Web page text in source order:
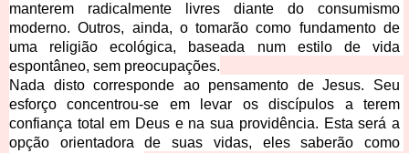
manterem radicalmente livres diante do consumismo
moderno. Outros, ainda, o tomarão como fundamento de
uma religião ecológica, baseada num estilo de vida
espontâneo, sem preocupações.
Nada disto corresponde ao pensamento de Jesus. Seu
esforço concentrou-se em levar os discípulos a terem
confiança total em Deus e na sua providência. Esta será a